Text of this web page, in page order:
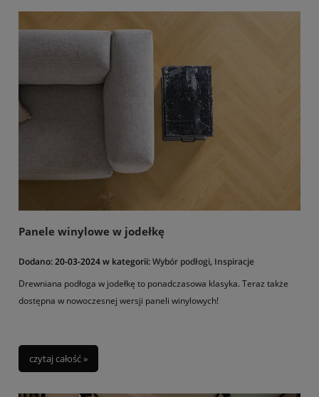
Panele winylowe w jodełkę
Dodano:20-03-2024w kategorii:Wybór podłogi, Inspiracje
Drewniana podłoga w jodełkę to ponadczasowa klasyka. Teraz także
dostępna w nowoczesnej wersji paneli winylowych!
czytaj całość »